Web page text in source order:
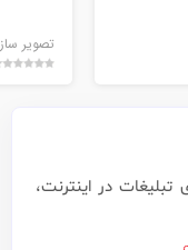
تصویر
در اینترنت،